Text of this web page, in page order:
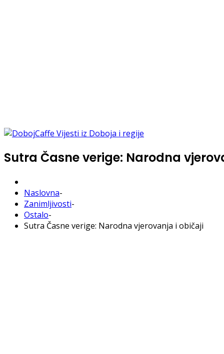
Sutra Časne verige: Narodna
Naslovna-
Zanimljivosti-
Ostalo-
Sutra Časne verige: Narodna vjerovanja i običaji